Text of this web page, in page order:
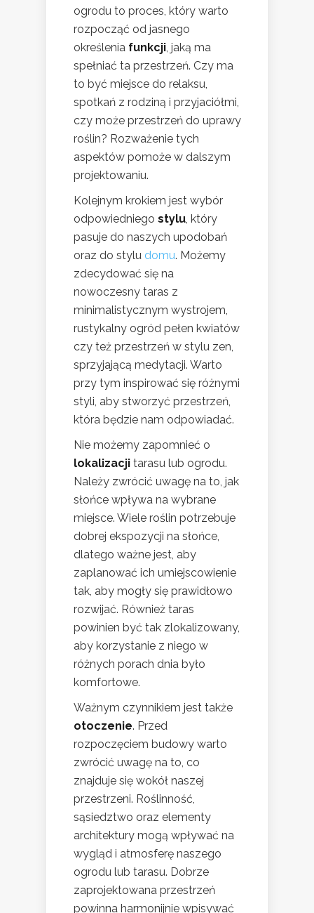
ogrodu to proces, który warto
rozpocząć od jasnego
określenia funkcji , jaką ma
spełniać ta przestrzeń. Czy ma
to być miejsce do relaksu,
spotkań z rodziną i przyjaciółmi,
czy może przestrzeń do uprawy
roślin? Rozważenie tych
aspektów pomoże w dalszym
projektowaniu.
Kolejnym krokiem jest wybór
odpowiedniego stylu , który
pasuje do naszych upodobań
oraz do stylu domu. Możemy
zdecydować się na
nowoczesny taras z
minimalistycznym wystrojem,
rustykalny ogród pełen kwiatów
czy też przestrzeń w stylu zen,
sprzyjającą medytacji. Warto
przy tym inspirować się różnymi
styli, aby stworzyć przestrzeń,
która będzie nam odpowiadać.
Nie możemy zapomnieć o
lokalizacji tarasu lub ogrodu.
Należy zwrócić uwagę na to, jak
słońce wpływa na wybrane
miejsce. Wiele roślin potrzebuje
dobrej ekspozycji na słońce,
dlatego ważne jest, aby
zaplanować ich umiejscowienie
tak, aby mogły się prawidłowo
rozwijać. Również taras
powinien być tak zlokalizowany,
aby korzystanie z niego w
różnych porach dnia było
komfortowe.
Ważnym czynnikiem jest także
otoczenie. Przed
rozpoczęciem budowy warto
zwrócić uwagę na to, co
znajduje się wokół naszej
przestrzeni. Roślinność,
sąsiedztwo oraz elementy
architektury mogą wpływać na
wygląd i atmosferę naszego
ogrodu lub tarasu. Dobrze
zaprojektowana przestrzeń
powinna harmonijnie wpisywać